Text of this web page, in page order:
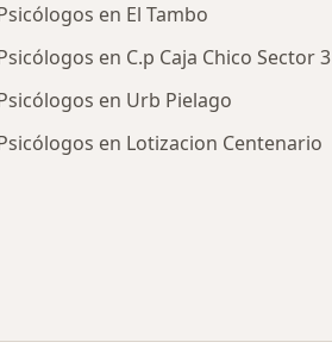
en El Tambo
en C.p Caja Chico Sector 3
en Urb Pielago
en Lotizacion Centenario